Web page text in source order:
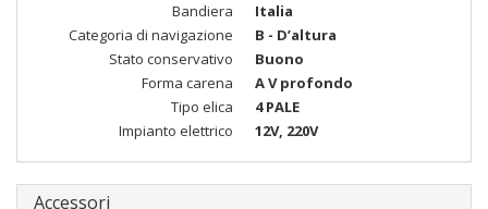
Bandiera
Italia
Categoria di navigazione
B - D’altura
Stato conservativo
Buono
Forma carena
A V profondo
Tipo elica
4 PALE
Impianto elettrico
12V, 220V
Accessori